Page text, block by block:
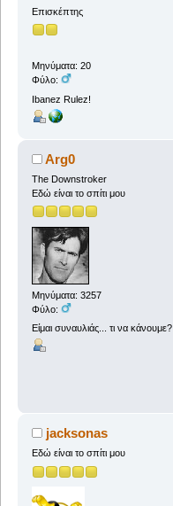
Επισκέπτης
Μηνύματα: 20
Φύλο:
Ibanez Rulez!
Arg0
The Downstroker
Εδώ είναι το σπίτι μου
Μηνύματα: 3257
Φύλο:
Είμαι συναυλιάς... τι να κάνουμε?
jacksonas
Εδώ είναι το σπίτι μου